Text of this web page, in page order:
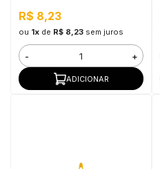
R$ 8,23
ou 1xde R$ 8,23 sem juros
- +
ADICIONAR